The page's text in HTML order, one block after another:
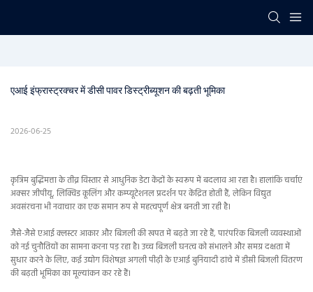
एआई इंफ्रास्ट्रक्चर में डीसी पावर डिस्ट्रीब्यूशन की बढ़ती भूमिका
2026-06-25
कृत्रिम बुद्धिमत्ता के तीव्र विस्तार से आधुनिक डेटा केंद्रों के स्वरूप में बदलाव आ रहा है। हालांकि चर्चाएं
अक्सर जीपीयू, लिक्विड कूलिंग और कम्प्यूटेशनल प्रदर्शन पर केंद्रित होती हैं, लेकिन विद्युत
अवसंरचना भी नवाचार का एक समान रूप से महत्वपूर्ण क्षेत्र बनती जा रही है।
जैसे-जैसे एआई क्लस्टर आकार और बिजली की खपत में बढ़ते जा रहे हैं, पारंपरिक बिजली व्यवस्थाओं
को नई चुनौतियों का सामना करना पड़ रहा है। उच्च बिजली घनत्व को संभालने और समग्र दक्षता में
सुधार करने के लिए, कई उद्योग विशेषज्ञ अगली पीढ़ी के एआई बुनियादी ढांचे में डीसी बिजली वितरण
की बढ़ती भूमिका का मूल्यांकन कर रहे हैं।